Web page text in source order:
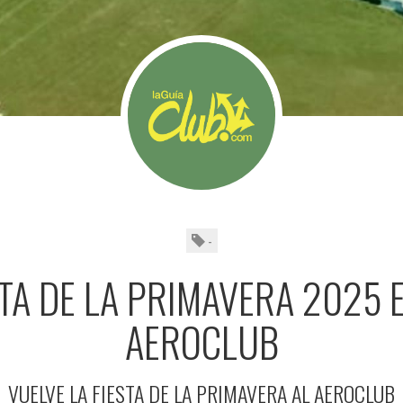
-
DE LA PRIMAVERA 2025
AEROCLUB
VUELVE LA FIESTA DE LA PRIMAVERA AL AEROCLUB